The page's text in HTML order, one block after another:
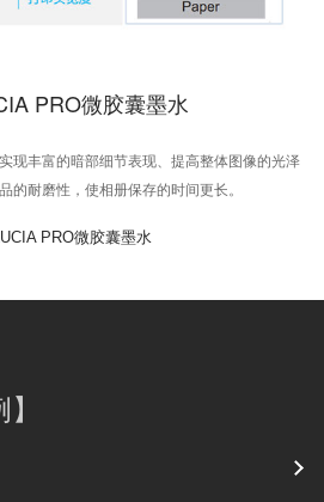
PRO微胶囊墨水
现丰富的暗部细节表现、提高整体图像的光泽
的耐磨性，使相册保存的时间更长。
PRO微胶囊墨水
】